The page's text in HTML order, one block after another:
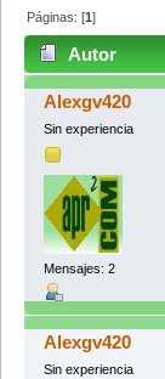
Páginas: [1]
Autor
lenguajeC
Alexgv420
Sin experiencia
Mensajes: 2
Alexgv420
Sin experiencia